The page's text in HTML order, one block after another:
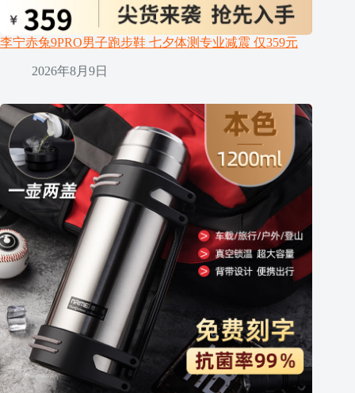
李宁赤兔9PRO男子跑步鞋 七夕体测专业减震 仅359元
2026年8月9日